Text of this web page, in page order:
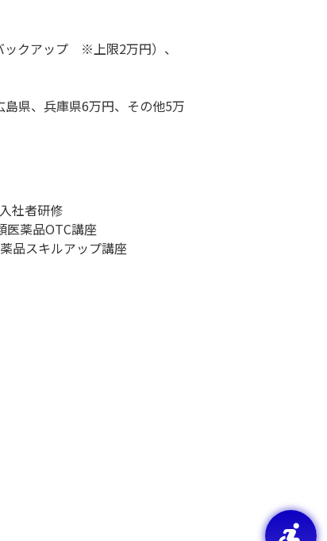
ックアップ ※上限2万円）、
県、兵庫県6万円、その他5万
社者研修
医薬品OTC講座
品スキルアップ講座